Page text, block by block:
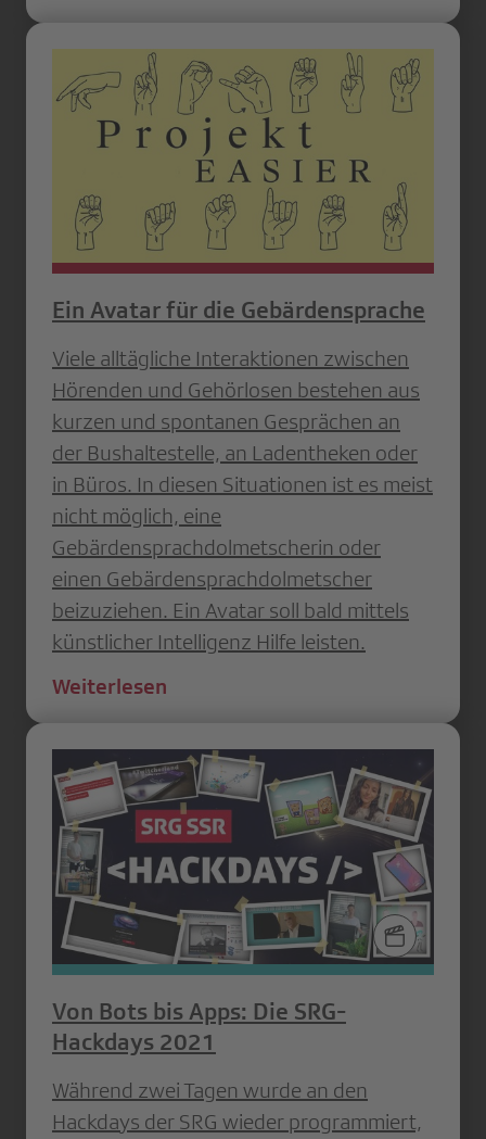
Ein Avatar für die Gebärdensprache
Viele alltägliche Interaktionen zwischen
Hörenden und Gehörlosen bestehen aus
kurzen und spontanen Gesprächen an
der Bushaltestelle, an Ladentheken oder
in Büros. In diesen Situationen ist es meist
nicht möglich, eine
Gebärdensprachdolmetscherin oder
einen Gebärdensprachdolmetscher
beizuziehen. Ein Avatar soll bald mittels
künstlicher Intelligenz Hilfe leisten.
Weiterlesen
Von Bots bis Apps: Die SRG-
Hackdays 2021
Während zwei Tagen wurde an den
Hackdays der SRG wieder programmiert,